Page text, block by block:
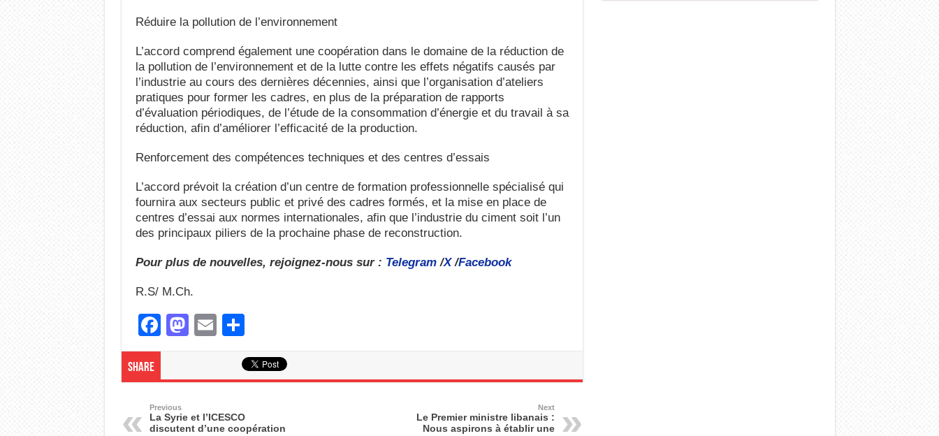
Réduire la pollution de l’environnement
L’accord comprend également une coopération dans le domaine de la réduction de
la pollution de l’environnement et de la lutte contre les effets négatifs causés par
l’industrie au cours des dernières décennies, ainsi que l’organisation d’ateliers
pratiques pour former les cadres, en plus de la préparation de rapports
d’évaluation périodiques, de l’étude de la consommation d’énergie et du travail à sa
réduction, afin d’améliorer l’efficacité de la production.
Renforcement des compétences techniques et des centres d’essais
L’accord prévoit la création d’un centre de formation professionnelle spécialisé qui
fournira aux secteurs public et privé des cadres formés, et la mise en place de
centres d’essai aux normes internationales, afin que l’industrie du ciment soit l’un
des principaux piliers de la prochaine phase de reconstruction.
Pour plus de nouvelles, rejoignez-nous sur : Telegram/X/Facebook
R.S/ M.Ch.
F
a
b
M
d
E
ar
Share
Previous
La Syrie et l’ICESCO
discutent d’une coopération
Next
Le Premier ministre libanais :
Nous aspirons à établir une